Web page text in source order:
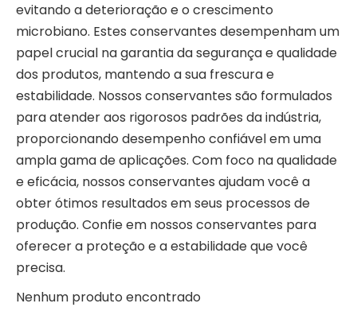
evitando a deterioração e o crescimento
microbiano. Estes conservantes desempenham um
papel crucial na garantia da segurança e qualidade
dos produtos, mantendo a sua frescura e
estabilidade. Nossos conservantes são formulados
para atender aos rigorosos padrões da indústria,
proporcionando desempenho confiável em uma
ampla gama de aplicações. Com foco na qualidade
e eficácia, nossos conservantes ajudam você a
obter ótimos resultados em seus processos de
produção. Confie em nossos conservantes para
oferecer a proteção e a estabilidade que você
precisa.
Nenhum produto encontrado